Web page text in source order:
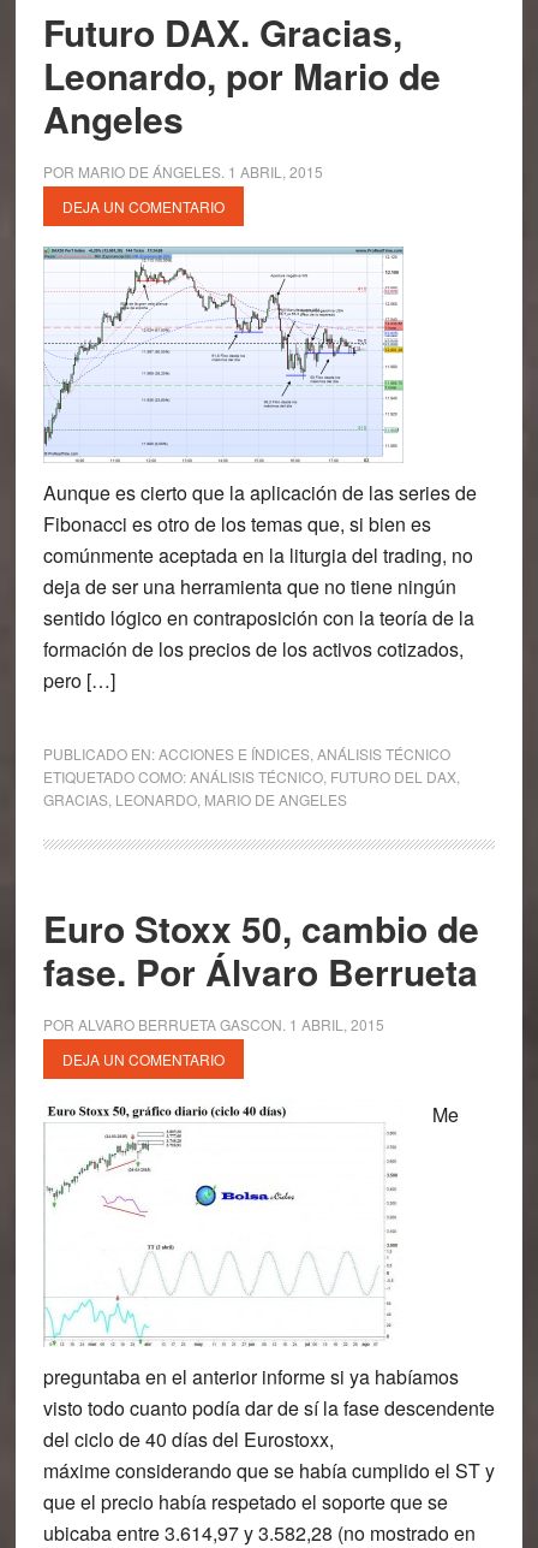
Futuro DAX. Gracias,
Leonardo, por Mario de
Angeles
POR MARIO DE ÁNGELES. 1 ABRIL, 2015
DEJA UN COMENTARIO
Aunque es cierto que la aplicación de las series de
Fibonacci es otro de los temas que, si bien es
comúnmente aceptada en la liturgia del trading, no
deja de ser una herramienta que no tiene ningún
sentido lógico en contraposición con la teoría de la
formación de los precios de los activos cotizados,
pero […]
PUBLICADO EN:ACCIONES E ÍNDICES, ANÁLISIS TÉCNICO
ETIQUETADO COMO:ANÁLISIS TÉCNICO, FUTURO DEL DAX,
GRACIAS, LEONARDO, MARIO DE ANGELES
Euro Stoxx 50, cambio de
fase. Por Álvaro Berrueta
POR ALVARO BERRUETA GASCON 1 ABRIL, 2015
DEJA UN COMENTARIO
Me
preguntaba en el anterior informe si ya habíamos
visto todo cuanto podía dar de sí la fase descendente
del ciclo de 40 días del Eurostoxx,
máxime considerando que se había cumplido el ST y
que el precio había respetado el soporte que se
ubicaba entre 3.614,97 y 3.582,28 (no mostrado en